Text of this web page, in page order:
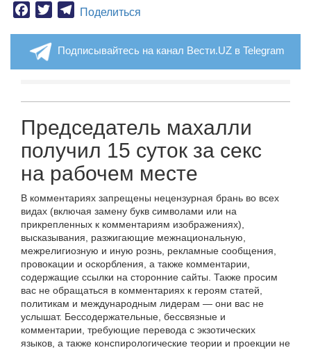
Facebook
TwitterTelegram
Поделиться
Подписывайтесь на канал Вести.UZ в Telegram
Председатель махалли
получил 15 суток за секс
на рабочем месте
В комментариях запрещены нецензурная брань во всех
видах (включая замену букв символами или на
прикрепленных к комментариям изображениях),
высказывания, разжигающие межнациональную,
межрелигиозную и иную рознь, рекламные сообщения,
провокации и оскорбления, а также комментарии,
содержащие ссылки на сторонние сайты. Также просим
вас не обращаться в комментариях к героям статей,
политикам и международным лидерам — они вас не
услышат. Бессодержательные, бессвязные и
комментарии, требующие перевода с экзотических
языков, а также конспирологические теории и проекции не